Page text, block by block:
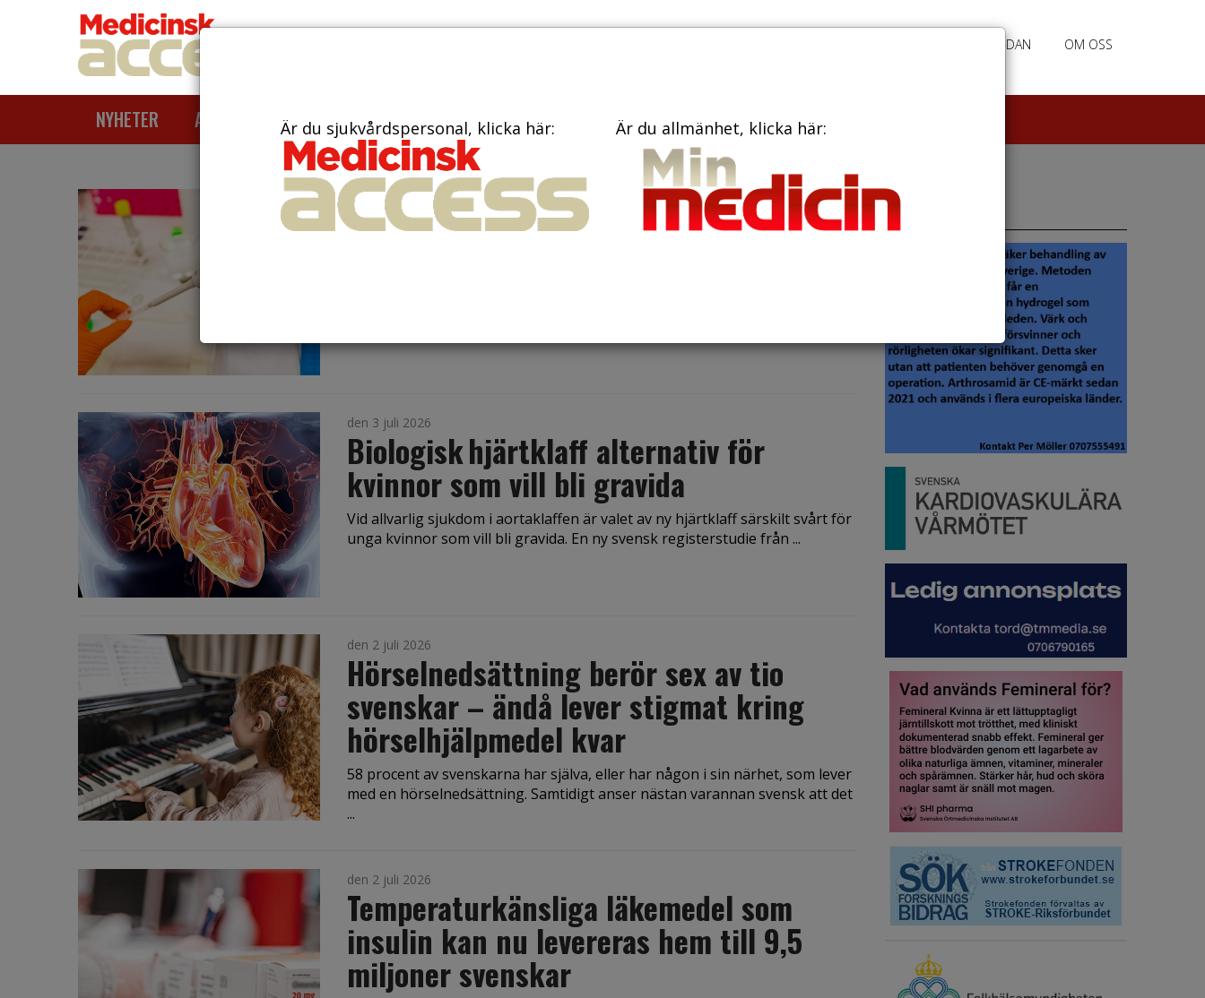
ANNONSERING HEMSIDAN OM OSS
NYHETER ARTIKLAR AKTUELLT TIDNINGAR BÖCKER KONTAKT
den 6 juli 2026
Studie från Umeå banar väg för nytt
den 3 juli 2026
Biologisk hjärtklaff alternativ för
kvinnor som vill bli gravida
Vid allvarlig sjukdom i aortaklaffen är valet av ny hjärtklaff särskilt svårt för
unga kvinnor som vill bli gravida. En ny svensk registerstudie från ...
den 2 juli 2026
Hörselnedsättning berör sex av tio
svenskar – ändå lever stigmat kring
hörselhjälpmedel kvar
58 procent av svenskarna har själva, eller har någon i sin närhet, som lever
med en hörselnedsättning. Samtidigt anser nästan varannan svensk att det
...
den 2 juli 2026
Temperaturkänsliga läkemedel som
insulin kan nu levereras hem till 9,5
miljoner svenskar
Annonser
Är du sjukvårdspersonal, klicka här: Är du allmänhet, klicka här: